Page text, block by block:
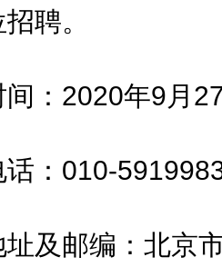
聘。
2020年9月27
：010-
邮编：北京市